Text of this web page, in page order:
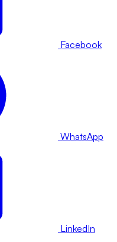
Facebook
WhatsApp
LinkedIn